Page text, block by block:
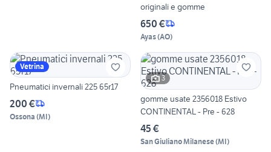
originali e gomme
650 €
Ayas(AO)
Vetrina
Pneumatici invernali 225 65r17
200 €
Ossona (MI)
3
gomme usate 2356018 Estivo
CONTINENTAL - Pre - 628
45 €
San Giuliano Milanese(MI)